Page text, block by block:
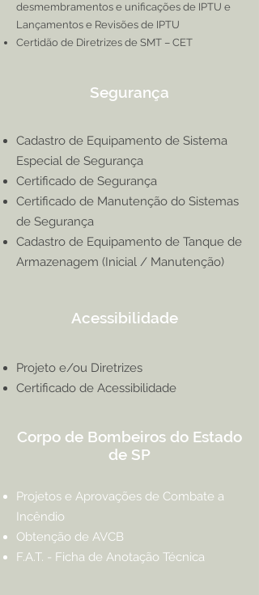
desmembramentos e unificações de IPTU e
Lançamentos e Revisões de IPTU
Certidão de Diretrizes de SMT – CET
Segurança
Cadastro de Equipamento de Sistema
Especial de Segurança
Certificado de Segurança
Certificado de Manutenção do Sistemas
de Segurança
Cadastro de Equipamento de Tanque de
Armazenagem (Inicial / Manutenção)
Acessibilidade
Projeto e/ou Diretrizes
Certificado de Acessibilidade
Corpo de Bombeiros do Estado
de SP
Projetos e Aprovações de Combate a
Incêndio
Obtenção de AVCB
F.A.T. - Ficha de Anotação Técnica